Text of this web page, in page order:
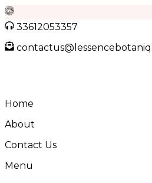
Skip
to
33612053357
Home
About
Contact Us
Menu